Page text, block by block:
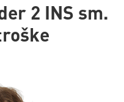
2 INS sm.